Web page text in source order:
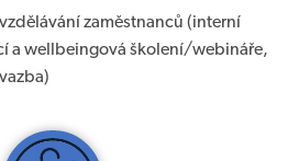
zaměstnanců (interní
a wellbeingová školení/webináře,